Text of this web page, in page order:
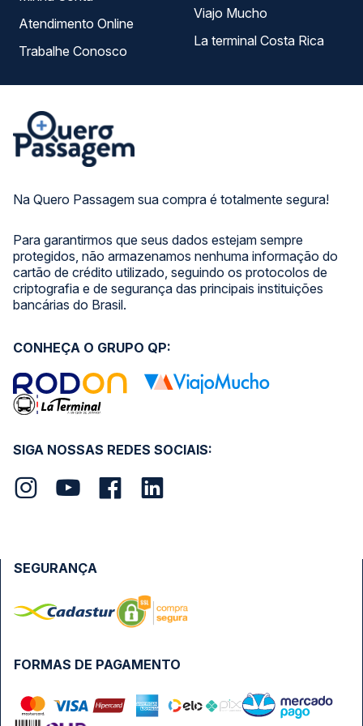
Na Quero Passagem sua compra é totalmente segura!
Para garantirmos que seus dados estejam sempre
protegidos, não armazenamos nenhuma informação do
cartão de crédito utilizado, seguindo os protocolos de
criptografia e de segurança das principais instituições
bancárias do Brasil.
Atendimento Online
Trabalhe Conosco
Viajo Mucho
La terminal Costa Rica
SIGA NOSSAS REDES SOCIAIS:
CONHEÇA O GRUPO QP:
FORMAS DE PAGAMENTO
SEGURANÇA